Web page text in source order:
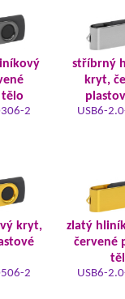
tělo
2
stříbrný
kryt,
USB6-
kryt,
2
zlatý
červené
USB6-